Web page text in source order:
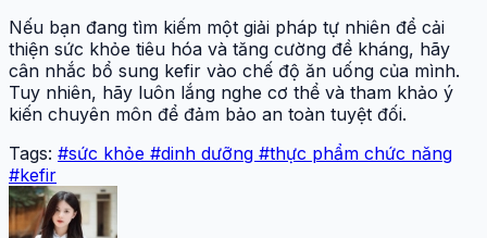
Nếu bạn đang tìm kiếm một giải pháp tự nhiên để cải
thiện sức khỏe tiêu hóa và tăng cường đề kháng, hãy
cân nhắc bổ sung kefir vào chế độ ăn uống của mình.
Tuy nhiên, hãy luôn lắng nghe cơ thể và tham khảo ý
kiến chuyên môn để đảm bảo an toàn tuyệt đối.
Tags: #sức khỏe #dinh dưỡng #thực phẩm chức năng
#kefir